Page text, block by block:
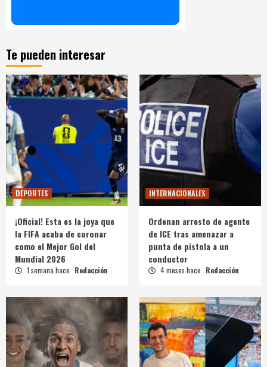
Te pueden interesar
DEPORTES
¡Oficial! Esta es la joya que
la FIFA acaba de coronar
como el Mejor Gol del
Mundial 2026
1 semana hace Redacción
INTERNACIONALES
Ordenan arresto de agente
de ICE tras amenazar a
punta de pistola a un
conductor
4 meses hace Redacción